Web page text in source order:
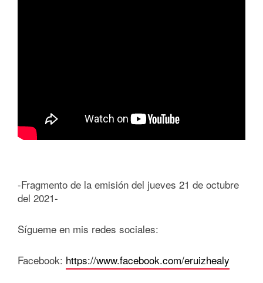
-Fragmento de la emisión del jueves 21 de octubre
del 2021-
Sígueme en mis redes sociales:
Facebook: https://www.facebook.com/eruizhealy